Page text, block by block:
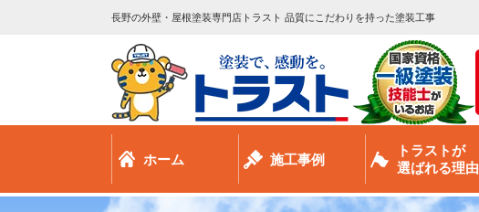
長野の外壁・屋根塗装専門店トラスト 品質にこだわりを持った塗装工事
ホーム 施工事例
トラストが
選ばれる理由